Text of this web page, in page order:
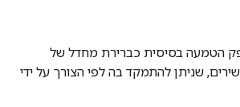
הטמעה בסיסית כברירת מחדל של
שניתן להתמקד בה לפי הצורך על ידי